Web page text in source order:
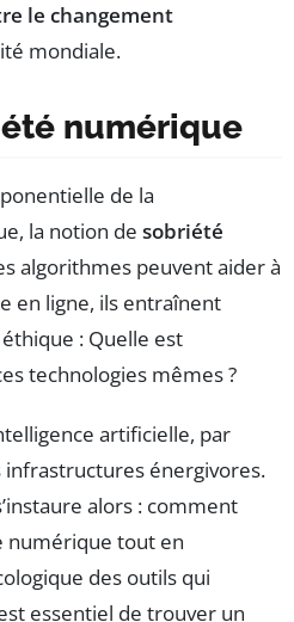
le changement
mondiale.
numérique
de la
la notion de sobriété
algorithmes peuvent aider à
en ligne, ils entraînent
: Quelle est
technologies mêmes ?
artificielle, par
énergivores.
alors : comment
numérique tout en
des outils qui
essentiel de trouver un